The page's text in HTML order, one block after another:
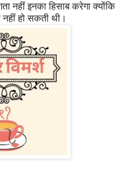
नहीं इनका हिसाब करेगा क्योंकि
नहीं हो सकती थी।